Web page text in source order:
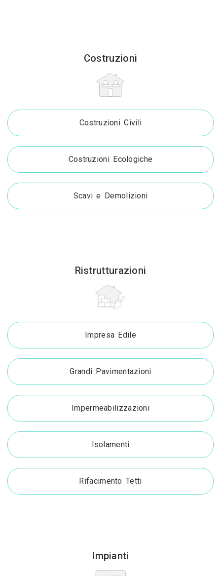
Costruzioni
Costruzioni Civili
Costruzioni Ecologiche
Scavi e Demolizioni
Ristrutturazioni
Impresa Edile
Grandi Pavimentazioni
Impermeabilizzazioni
Isolamenti
Rifacimento Tetti
Impianti